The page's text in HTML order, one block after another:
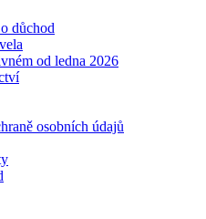
důchod
od ledna 2026
osobních údajů